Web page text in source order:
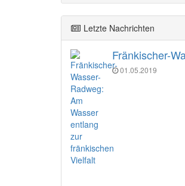
Letzte Nachrichten
Fränkischer-
01.05.2019